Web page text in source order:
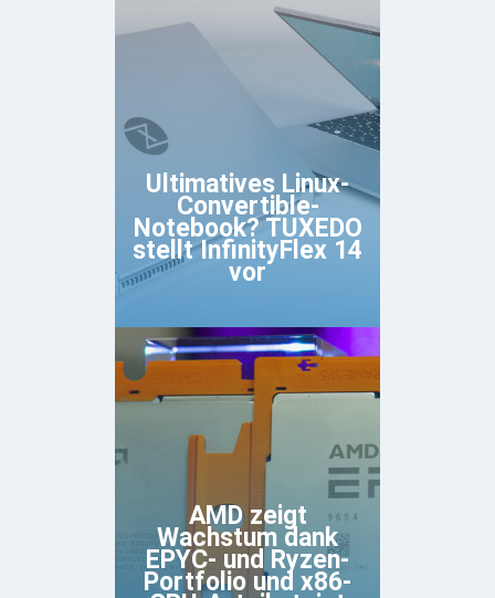
Ultimatives Linux-
Convertible-
Notebook? TUXEDO
stellt InfinityFlex 14
vor
AMD zeigt
Wachstum dank
EPYC- und Ryzen-
Portfolio und x86-